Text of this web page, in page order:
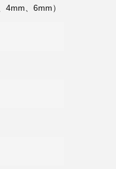
4mm、6mm）